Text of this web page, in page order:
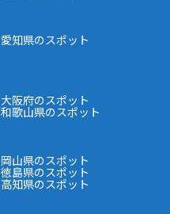
愛知県のスポット
大阪府のスポット
和歌山県のスポット
岡山県のスポット
徳島県のスポット
高知県のスポット